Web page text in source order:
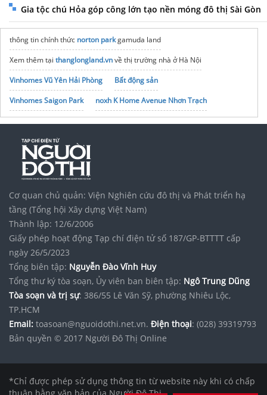
Gia tộc chú Hỏa góp công lớn tạo nền móng đô thị Sài Gòn
thông tin chính thức norton parkgamuda land
Xem thêm tại thanglongland.vnvề thị trường nhà ở Hà Nội
Vinhomes Vũ Yên Hải Phòng
Bất động sản
Vinhomes Saigon Park
noxh K Home Avenue Nhơn Trạch
Tập đoàn Bcons Group
Cơ quan chủ quản: Viện Nghiên cứu đô thị và Phát triển hạ
tầng (Tổng hội Xây dựng Việt Nam)
Thành lập: 12/6/2006
Giấy phép hoạt động Tạp chí điện tử số 187/GP-BTTTT cấp
ngày 26/5/2023
Tổng biên tập: Nguyễn Đào Vĩnh Huy
Tổng thư ký tòa soạn, Ủy viên ban biên tập: Ngô Trung Dũng
Tòa soạn và trị sự: 386/55 Lê Văn Sỹ, phường Nhiêu Lộc,
TP.HCM
Email: toasoan@nguoidothi.net.vn. Điện thoại: (028) 39319793
Bản quyền © 2017 Người Đô Thị Online
*Chỉ được phép sử dụng thông tin từ website này khi có chấp